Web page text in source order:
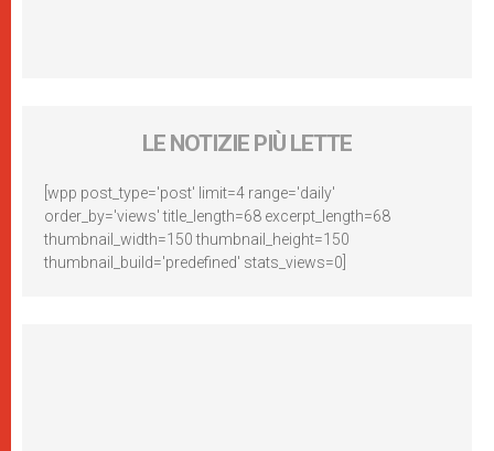
LE NOTIZIE PIÙ LETTE
[wpp post_type='post' limit=4 range='daily'
order_by='views' title_length=68 excerpt_length=68
thumbnail_width=150 thumbnail_height=150
thumbnail_build='predefined' stats_views=0]